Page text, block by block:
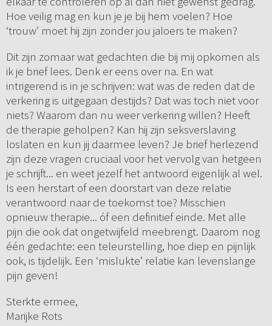
Hoe veilig mag en kun je je bij hem voelen? Hoe
‘trouw’ moet hij zijn zonder jou jaloers te maken?
Dit zijn zomaar wat gedachten die bij mij opkomen als
ik je brief lees. Denk er eens over na. En wat
intrigerend is in je schrijven: wat was de reden dat de
verkering is uitgegaan destijds? Dat was toch niet voor
niets? Waarom dan nu weer verkering willen? Heeft
de therapie geholpen? Kan hij zijn seksverslaving
loslaten en kun jij daarmee leven? Je brief herlezend
zijn deze vragen cruciaal voor het vervolg van hetgeen
je schrijft... en weet jezelf het antwoord eigenlijk al wel.
Is een herstart of een doorstart van deze relatie
verantwoord naar de toekomst toe? Misschien
opnieuw therapie... óf een definitief einde. Met alle
pijn die ook dat ongetwijfeld meebrengt. Daarom nog
één gedachte: een teleurstelling, hoe diep en pijnlijk
ook, is tijdelijk. Een ‘mislukte’ relatie kan levenslange
pijn geven!
Sterkte ermee,
Marijke Rots